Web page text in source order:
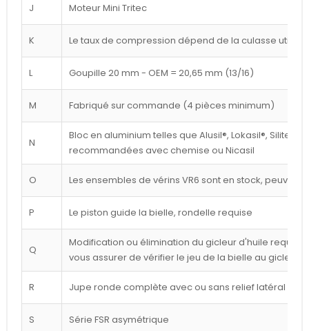
J Moteur Mini Tritec
K Le taux de compression dépend de la culasse
L Goupille 20 mm - OEM = 20,65 mm (13/16)
M Fabriqué sur commande (4 pièces minimum)
N
Bloc en aluminium telles que Alusil®, Lokasil®, Silitec®,
recommandées avec chemise ou Nicasil
O Les ensembles de vérins VR6 sont en stock, peuvent
P Le piston guide la bielle, rondelle requise
Q
Modification ou élimination du gicleur d'huile
vous assurer de vérifier le jeu de la bielle au gicleur
R Jupe ronde complète avec ou sans relief latéral
S Série FSR asymétrique